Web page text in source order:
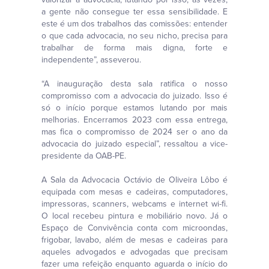
a gente não consegue ter essa sensibilidade. E
este é um dos trabalhos das comissões: entender
o que cada advocacia, no seu nicho, precisa para
trabalhar de forma mais digna, forte e
independente”, asseverou.
“A inauguração desta sala ratifica o nosso
compromisso com a advocacia do juizado. Isso é
só o início porque estamos lutando por mais
melhorias. Encerramos 2023 com essa entrega,
mas fica o compromisso de 2024 ser o ano da
advocacia do juizado especial”, ressaltou a vice-
presidente da OAB-PE.
A Sala da Advocacia Octávio de Oliveira Lôbo é
equipada com mesas e cadeiras, computadores,
impressoras, scanners, webcams e internet wi-fi.
O local recebeu pintura e mobiliário novo. Já o
Espaço de Convivência conta com microondas,
frigobar, lavabo, além de mesas e cadeiras para
aqueles advogados e advogadas que precisam
fazer uma refeição enquanto aguarda o início do